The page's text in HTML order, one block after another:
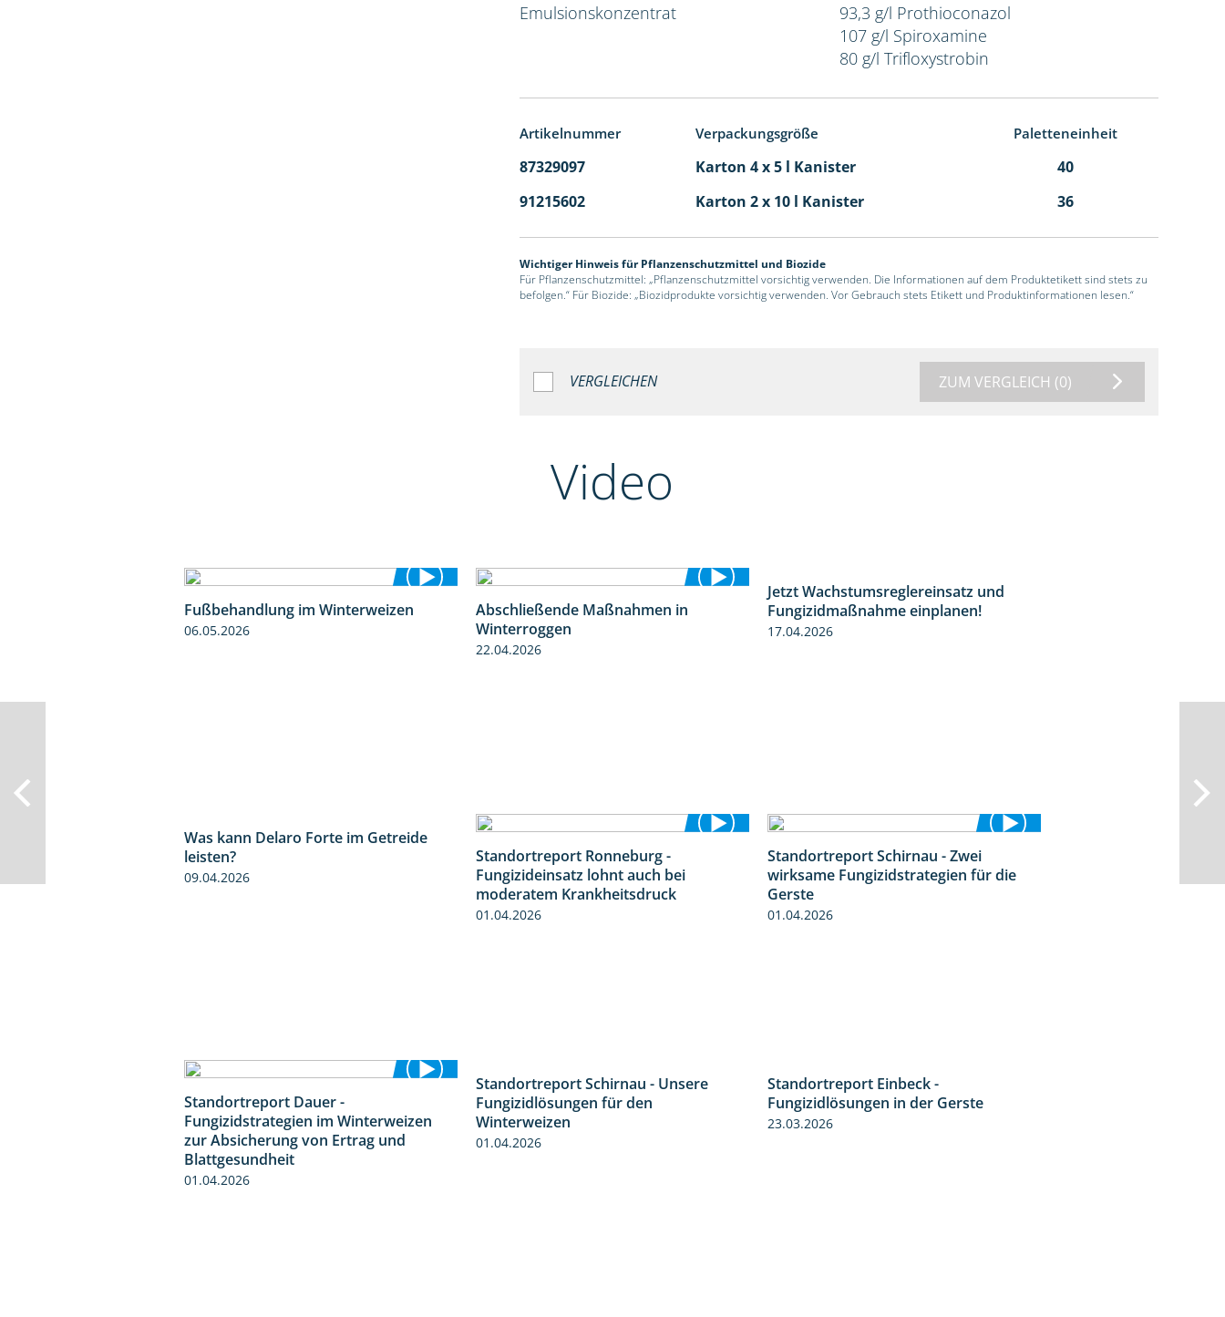
Emulsionskonzentrat
93,3 g/l Prothioconazol
107 g/l Spiroxamine
80 g/l Trifloxystrobin
Artikelnummer Verpackungsgröße Paletteneinheit
87329097 Karton 4 x 5 l Kanister
40
91215602
Karton 2 x 10 l Kanister 36
Wichtiger Hinweis für Pflanzenschutzmittel und Biozide
Für Pflanzenschutzmittel: „Pflanzenschutzmittel vorsichtig verwenden. Die Informationen auf dem Produktetikett sind stets zu
befolgen.“ Für Biozide: „Biozidprodukte vorsichtig verwenden. Vor Gebrauch stets Etikett und Produktinformationen lesen.“
VERGLEICHEN ZUM VERGLEICH (0)
Video
1:30
Fußbehandlung im Winterweizen
06.05.2026
Abschließende Maßnahmen in
Winterroggen
22.04.2026
Jetzt Wachstumsreglereinsatz und
Fungizidmaßnahme einplanen!
17.04.2026
Was kann Delaro Forte im Getreide
leisten?
09.04.2026
Standortreport Ronneburg -
Fungizideinsatz lohnt auch bei
moderatem Krankheitsdruck
01.04.2026
Standortreport Schirnau - Zwei
wirksame Fungizidstrategien für die
Gerste
01.04.2026
Standortreport Dauer -
Fungizidstrategien im Winterweizen
zur Absicherung von Ertrag und
Blattgesundheit
01.04.2026
Standortreport Schirnau - Unsere
Fungizidlösungen für den
Winterweizen
01.04.2026
Standortreport Einbeck -
Fungizidlösungen in der Gerste